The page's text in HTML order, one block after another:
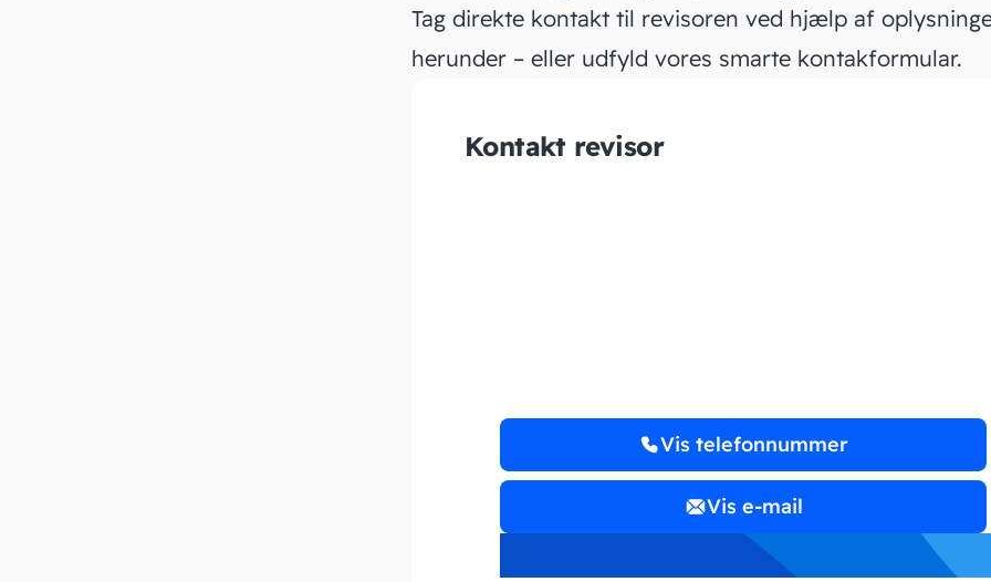
Tag direkte kontakt til revisoren ved hjælp af
herunder – eller udfyld vores smarte kontakformular.
Kontakt revisor
Vis telefonnummer
Vis e-mail